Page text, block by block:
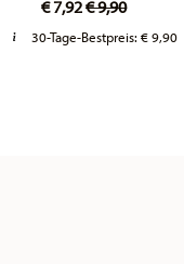
€ 7,92€ 9,90
30-Tage-Bestpreis: € 9,90